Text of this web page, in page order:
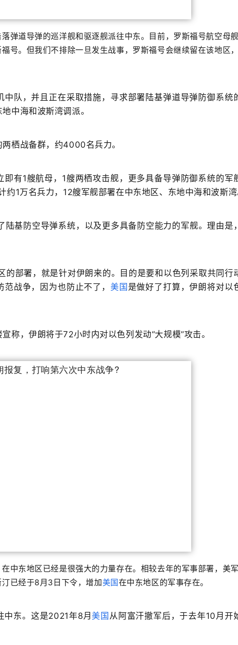
弹道导弹的巡洋舰和驱逐舰派往中东。
目前，罗斯福号航空母
号。 但我们不排除一旦发生战事，罗斯福号会继续留在该地区
中队，并且正在采取措施，寻求部署陆基弹道导弹防御系统
中海和波斯湾调派。
栖战备群，约4000名兵力。
即有1艘航母，1艘两栖攻击舰，更多具备导弹防御系统的军
约1万名兵力，12艘军舰部署在中东地区、东地中海和波斯
陆基防空导弹系统，以及更多具备防空能力的军舰。理由是
的部署，就是针对伊朗来的。目的是要和以色列采取共同行
战争，因为也防止不了， 美国 是做好了打算，伊朗将对以
称，伊朗将于72小时内对以色列发动“大规模”攻击。
中东地区已经是很强大的力量存在。 相较去年的军事部署，美
汀已经于8月3日下令，增加美国在中东地区的军事存在。
中东。这是2021年8月 美国 从阿富汗撤军后，于去年10月开